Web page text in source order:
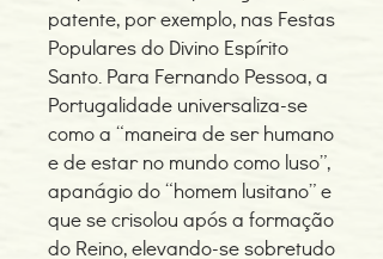
patente, por exemplo, nas Festas
Populares do Divino Espírito
Santo. Para Fernando Pessoa, a
Portugalidade universaliza-se
como a “maneira de ser humano
e de estar no mundo como luso”,
apanágio do “homem lusitano” e
que se crisolou após a formação
do Reino, elevando-se sobretudo